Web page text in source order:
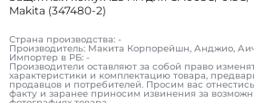
Makita (347480-2)
Страна производства: -
Производитель: Макита Корпорейшн, Анджио,
Импортер в РБ: -
Производители оставляют за собой право
характеристики и комплектацию товара,
продавцов и потребителей. Просим вас
факту и заранее приносим извинения за